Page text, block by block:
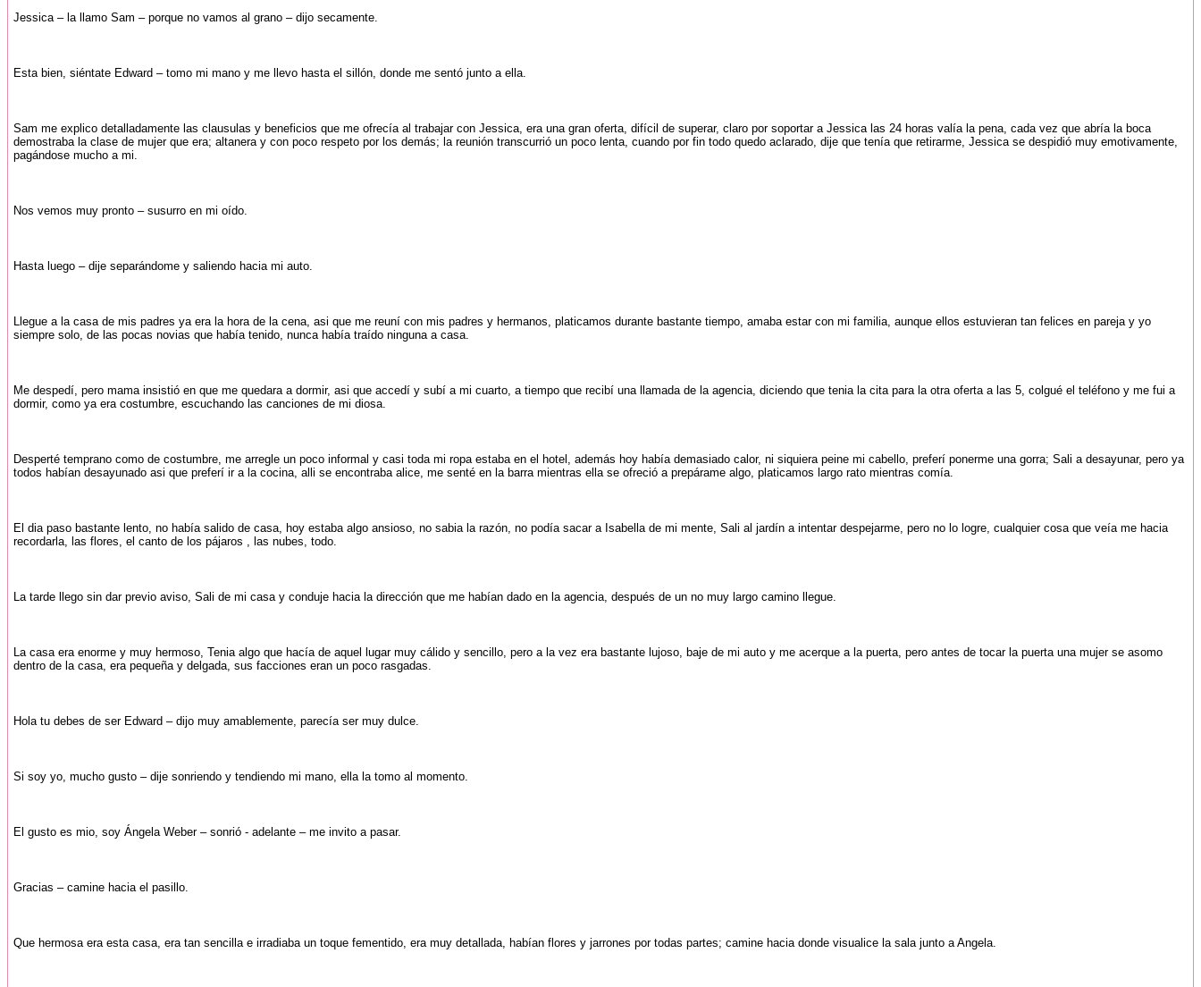
Jessica – la llamo Sam – porque no vamos al grano – dijo secamente.
Esta bien, siéntate Edward – tomo mi mano y me llevo hasta el sillón, donde me sentó junto a ella.
Sam me explico detalladamente las clausulas y beneficios que me ofrecía al trabajar con Jessica, era una gran oferta, difícil de superar, claro por soportar a Jessica las 24 horas valía la pena, cada vez que abría la boca
demostraba la clase de mujer que era; altanera y con poco respeto por los demás; la reunión transcurrió un poco lenta, cuando por fin todo quedo aclarado, dije que tenía que retirarme, Jessica se despidió muy emotivamente,
pagándose mucho a mi.
Nos vemos muy pronto – susurro en mi oído.
Hasta luego – dije separándome y saliendo hacia mi auto.
Llegue a la casa de mis padres ya era la hora de la cena, asi que me reuní con mis padres y hermanos, platicamos durante bastante tiempo, amaba estar con mi familia, aunque ellos estuvieran tan felices en pareja y yo
siempre solo, de las pocas novias que había tenido, nunca había traído ninguna a casa.
Me despedí, pero mama insistió en que me quedara a dormir, asi que accedí y subí a mi cuarto, a tiempo que recibí una llamada de la agencia, diciendo que tenia la cita para la otra oferta a las 5, colgué el teléfono y me fui a
dormir, como ya era costumbre, escuchando las canciones de mi diosa.
Desperté temprano como de costumbre, me arregle un poco informal y casi toda mi ropa estaba en el hotel, además hoy había demasiado calor, ni siquiera peine mi cabello, preferí ponerme una gorra; Sali a desayunar, pero ya
todos habían desayunado asi que preferí ir a la cocina, alli se encontraba alice, me senté en la barra mientras ella se ofreció a prepárame algo, platicamos largo rato mientras comía.
El dia paso bastante lento, no había salido de casa, hoy estaba algo ansioso, no sabia la razón, no podía sacar a Isabella de mi mente, Sali al jardín a intentar despejarme, pero no lo logre, cualquier cosa que veía me hacia
recordarla, las flores, el canto de los pájaros , las nubes, todo.
La tarde llego sin dar previo aviso, Sali de mi casa y conduje hacia la dirección que me habían dado en la agencia, después de un no muy largo camino llegue.
La casa era enorme y muy hermoso, Tenia algo que hacía de aquel lugar muy cálido y sencillo, pero a la vez era bastante lujoso, baje de mi auto y me acerque a la puerta, pero antes de tocar la puerta una mujer se asomo
dentro de la casa, era pequeña y delgada, sus facciones eran un poco rasgadas.
Hola tu debes de ser Edward – dijo muy amablemente, parecía ser muy dulce.
Si soy yo, mucho gusto – dije sonriendo y tendiendo mi mano, ella la tomo al momento.
El gusto es mio, soy Ángela Weber – sonrió - adelante – me invito a pasar.
Gracias – camine hacia el pasillo.
Que hermosa era esta casa, era tan sencilla e irradiaba un toque fementido, era muy detallada, habían flores y jarrones por todas partes; camine hacia donde visualice la sala junto a Angela.